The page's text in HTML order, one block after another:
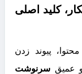
کلید اصلی
پیوند زدن
عمیق سرنوشت